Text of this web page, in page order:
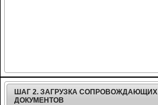
ШАГ 2. ЗАГРУЗКА СОПРОВОЖДАЮЩИХ
ДОКУМЕНТОВ